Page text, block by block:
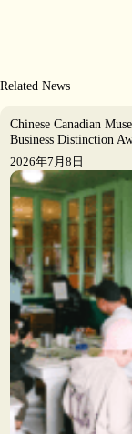
Related News
Chinese Canadian
Business Distinction
2026年7月8日